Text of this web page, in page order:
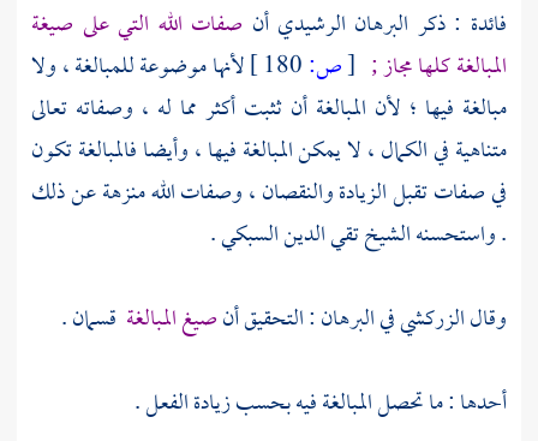
فائدة : ذكر البرهان الرشيديأن صفات الله التي على صيغة
المبالغة كلها مجاز ; [ص:
لأنها موضوعة للمبالغة ، ولا
مبالغة فيها ؛ لأن المبالغة أن ثثبت أكثر مما له ، وصفاته تعالى
متناهية في الكمال ، لا يمكن المبالغة فيها ، وأيضا فالمبالغة تكون
في صفات تقبل الزيادة والنقصان ، وصفات الله منزهة عن ذلك
. واستحسنه الشيختقي الدين السبكي .
وقالالزركشيفي البرهان : التحقيق أنصيغ المبالغة قسمان .
أحدها : ما تحصل المبالغة فيه بحسب زيادة الفعل .